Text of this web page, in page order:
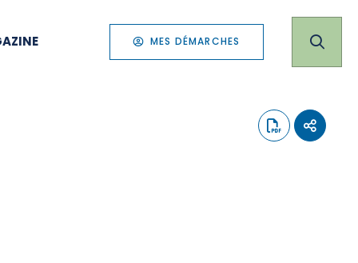
MES DÉMARCHES